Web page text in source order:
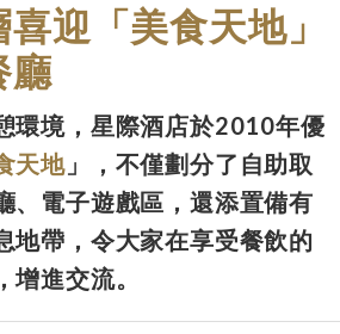
迎「美食天地」
廳
環境，星際酒店於2010年優
天地 」，不僅劃分了自助取
、電子遊戲區，還添置備有
地帶，令大家在享受餐飲的
增進交流。